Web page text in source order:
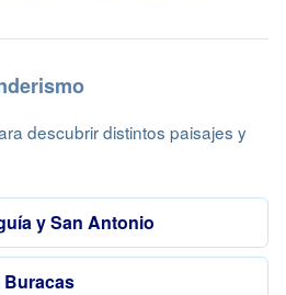
descubrir distintos paisajes y
y San Antonio
Buracas